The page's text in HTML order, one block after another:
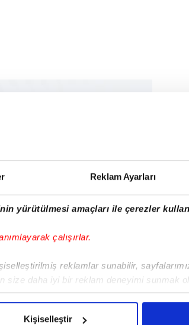
Reklam Ayarları
yürütülmesi amaçları ile çerezler
çalışırlar.
reklamlar sunabilir,
size daha iyi bir reklam deneyimi sunmak
gösterdiğimizi ve bu noktada, reklamların
Kişiselleştir